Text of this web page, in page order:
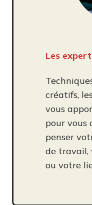
Les
créatifs,
vous
pour vous
penser
de travail,
ou votre